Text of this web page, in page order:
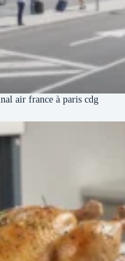
air france à paris cdg